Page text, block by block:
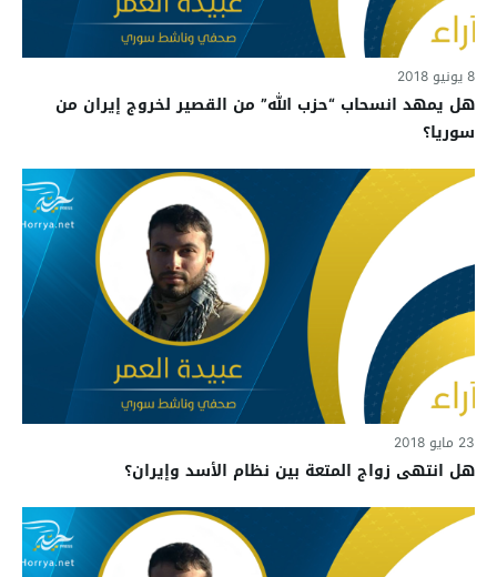
8 يونيو 2018
هل يمهد انسحاب “حزب الله” من القصير لخروج إيران من
سوريا؟
23 مايو 2018
هل انتهى زواج المتعة بين نظام الأسد وإيران؟